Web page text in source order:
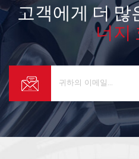
고객에게 더 많
너지